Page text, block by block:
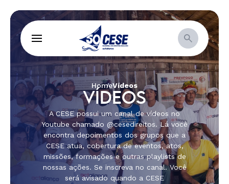
HomeVídeos
VÍDEOS
A CESE possui um canal de vídeos no
Youtube chamado @cesedireitos. Lá você
encontra depoimentos dos grupos que a
CESE atua, cobertura de eventos, atos,
missões, formações e outras playlists de
nossas ações. Se inscreva no canal. Você
será avisado quando a CESE